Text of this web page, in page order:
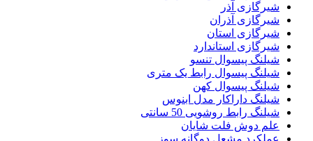
شیرگازی آذر
شیرگازی آذران
شیرگازی استان
شیرگازی استاندارد
شیلنگ پیسوال تنسو
شیلنگ پیسوال رابط یک متری
شیلنگ پیسوال کهن
شیلنگ داراکار مدل ابنوس
شیلنگ رابط روشویی 50 سانتی
علم دوش فلت شایان